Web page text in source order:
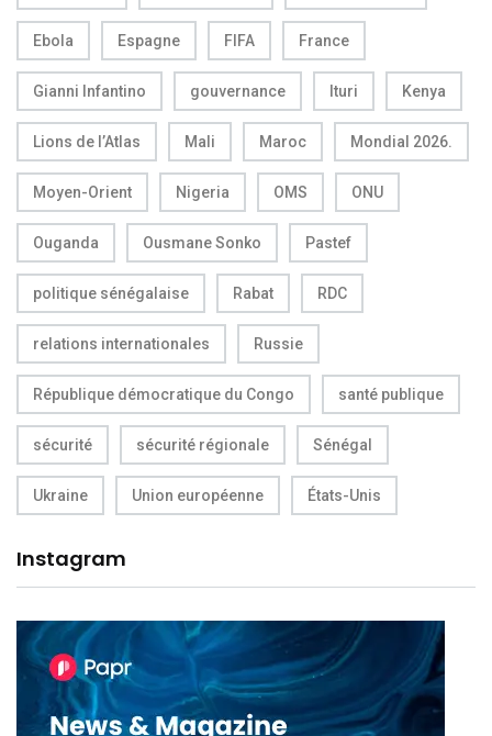
Ebola Espagne FIFA France
Gianni Infantino gouvernance Ituri Kenya
Lions de l’Atlas Mali Maroc Mondial 2026.
Moyen-Orient Nigeria OMS ONU
Ouganda Ousmane Sonko Pastef
politique sénégalaise Rabat RDC
relations internationales Russie
République démocratique du Congo santé publique
sécurité sécurité régionale Sénégal
Ukraine Union européenne États-Unis
Instagram